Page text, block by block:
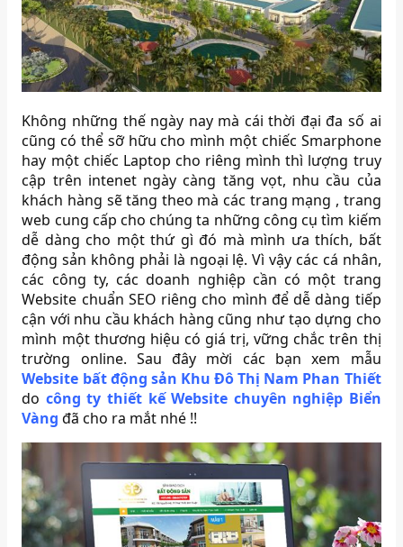
Không những thế ngày nay mà cái thời đại đa số ai
cũng có thể sỡ hữu cho mình một chiếc Smarphone
hay một chiếc Laptop cho riêng mình thì lượng truy
cập trên intenet ngày càng tăng vọt, nhu cầu của
khách hàng sẽ tăng theo mà các trang mạng , trang
web cung cấp cho chúng ta những công cụ tìm kiếm
dễ dàng cho một thứ gì đó mà mình ưa thích, bất
động sản không phải là ngoại lệ. Vì vậy các cá nhân,
các công ty, các doanh nghiệp cần có một trang
Website chuẩn SEO riêng cho mình để dễ dàng tiếp
cận với nhu cầu khách hàng cũng như tạo dựng cho
mình một thương hiệu có giá trị, vững chắc trên thị
trường online. Sau đây mời các bạn xem mẫu
Website bất động sản Khu Đô Thị Nam Phan Thiết
do công ty thiết kế Website chuyên nghiệp Biển
Vàng đã cho ra mắt nhé !!